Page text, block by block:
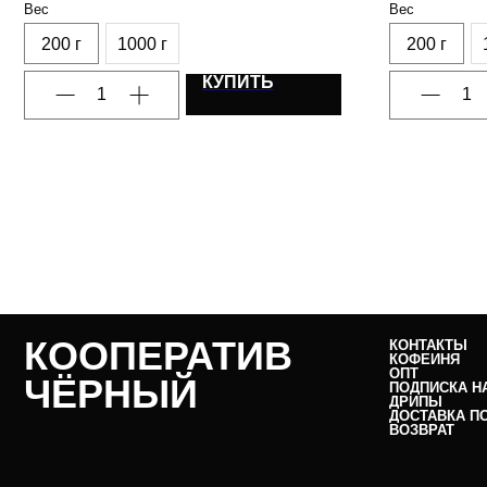
Вес
200 г 1000 г
КУПИТЬ
кислотность
Вес
200 г
КООПЕРАТИВ
ЧЁРНЫЙ
КОНТАКТЫ
КОФЕЙНЯ
ОПТ
ПОДПИСКА
ДРИПЫ
ДОСТАВКА
ВОЗВРАТ